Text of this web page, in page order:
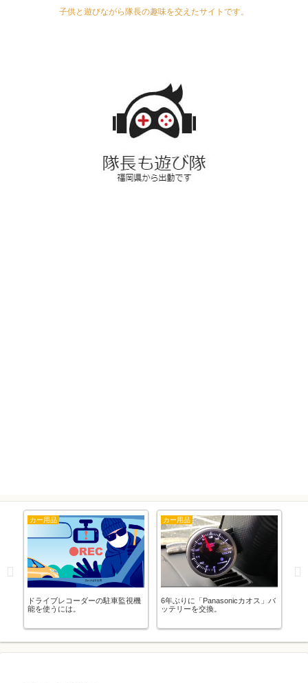
子供と遊びながら隊長の趣味を交えたサイトです。
カー用品
ドライブレコーダーの駐車監視機
能を使うには。
カー用品
6年ぶりに「Panasonicカオス」バ
ッテリーを交換。